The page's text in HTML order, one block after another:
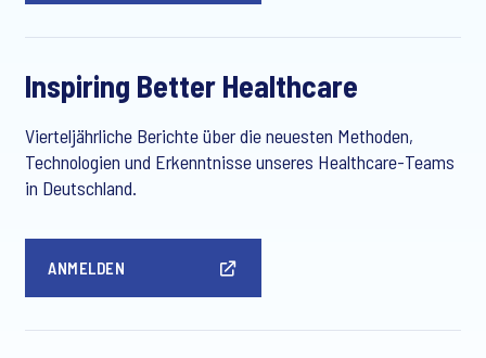
Inspiring Better Healthcare
Vierteljährliche Berichte über die neuesten Methoden,
Technologien und Erkenntnisse unseres Healthcare-Teams
in Deutschland.
ANMELDEN